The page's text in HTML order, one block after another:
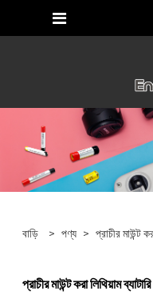
বাড়ি > পণ্য > প্রাচীর মাউন্ট
প্রাচীর মাউন্ট করা লিথিয়াম ব্যাটারি